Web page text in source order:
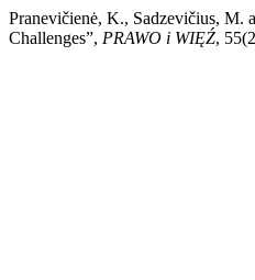
Pranevičienė, K., Sadzevičius, M.
Challenges”, PRAWO i WIĘŹ,